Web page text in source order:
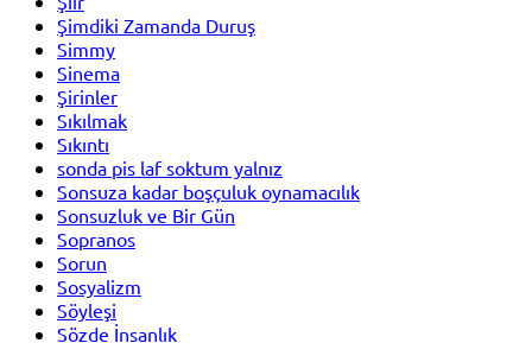
Şimdiki Zamanda Duruş
Simmy
Sinema
Şirinler
Sıkılmak
Sıkıntı
sonda pis laf soktum yalnız
Sonsuza kadar boşçuluk oynamacılık
Sonsuzluk ve Bir Gün
Sopranos
Sorun
Sosyalizm
Söyleşi
Sözde İnsanlık